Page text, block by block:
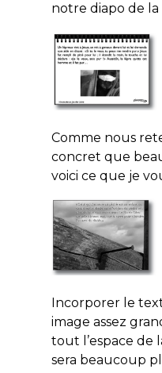
notre diapo de la
Comme nous
concret que
voici ce que je
Incorporer le
image assez
tout l’espace de
sera beaucoup